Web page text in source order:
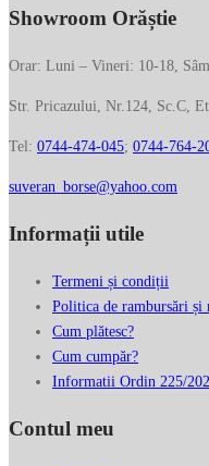
Showroom Orăștie
Orar: Luni – Vineri: 10-18,
Str. Pricazului, Nr.124, Sc.C,
Tel: 0744-474-045; 0744-764-
suveran_borse@yahoo.com
Informații utile
Termeni și condiții
Politica de rambursări și
Cum plătesc?
Cum cumpăr?
Informatii Ordin 225/
Contul meu